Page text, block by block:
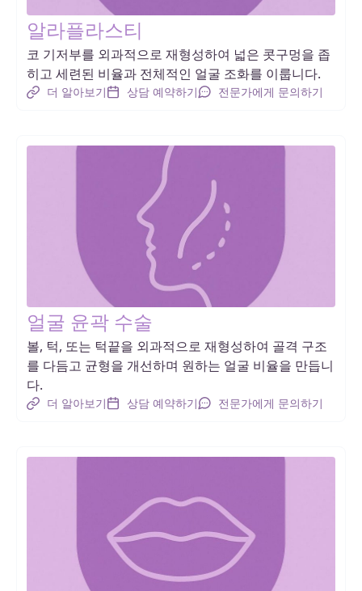
알라플라스티
코 기저부를 외과적으로 재형성하여 넓은 콧구멍을 좁
히고 세련된 비율과 전체적인 얼굴 조화를 이룹니다.
더 알아보기 상담 예약하기 전문가에게 문의하기
얼굴 윤곽 수술
볼, 턱, 또는 턱끝을 외과적으로 재형성하여 골격 구조
를 다듬고 균형을 개선하며 원하는 얼굴 비율을 만듭니
다.
더 알아보기 상담 예약하기 전문가에게 문의하기